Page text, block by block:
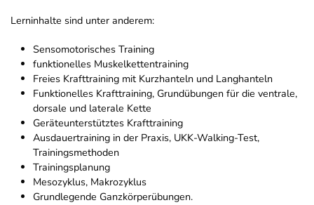
Lerninhalte sind unter anderem:
Sensomotorisches Training
funktionelles Muskelkettentraining
Freies Krafttraining mit Kurzhanteln und Langhanteln
Funktionelles Krafttraining, Grundübungen für die ventrale,
dorsale und laterale Kette
Geräteunterstütztes Krafttraining
Ausdauertraining in der Praxis, UKK-Walking-Test,
Trainingsmethoden
Trainingsplanung
Mesozyklus, Makrozyklus
Grundlegende Ganzkörperübungen.